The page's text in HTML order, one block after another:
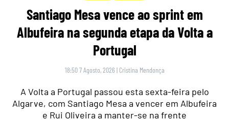
Santiago Mesa vence ao sprint em
Albufeira na segunda etapa da Volta a
Portugal
18:50 7 Agosto, 2026 | Cristina Mendonça
A Volta a Portugal passou esta sexta-feira pelo
Algarve, com Santiago Mesa a vencer em Albufeira
e Rui Oliveira a manter-se na frente